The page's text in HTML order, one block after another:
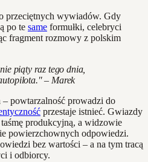
przeciętnych wywiadów. Gdy
po te same formułki, celebryci
fragment rozmowy z polskim
piąty raz tego dnia,
– Marek
powtarzalność prowadzi do
przestaje istnieć. Gwiazdy
produkcyjną, a widzowie
powierzchownych odpowiedzi.
bez wartości – a na tym tracą
i odbiorcy.